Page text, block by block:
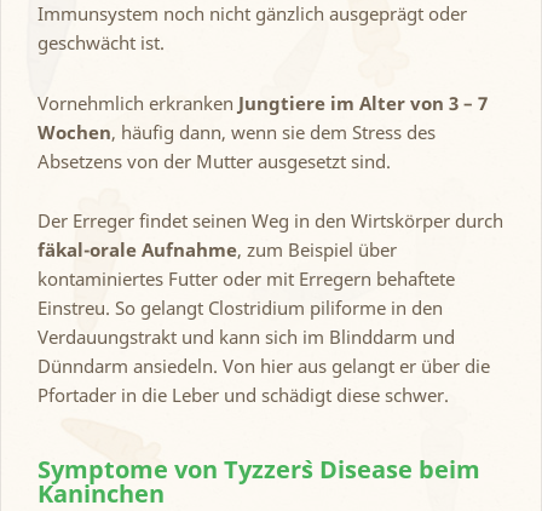
Immunsystem noch nicht gänzlich ausgeprägt oder
geschwächt ist.
Vornehmlich erkranken Jungtiere im Alter von 3 – 7
Wochen, häufig dann, wenn sie dem Stress des
Absetzens von der Mutter ausgesetzt sind.
Der Erreger findet seinen Weg in den Wirtskörper durch
fäkal-orale Aufnahme, zum Beispiel über
kontaminiertes Futter oder mit Erregern behaftete
Einstreu. So gelangt Clostridium piliforme in den
Verdauungstrakt und kann sich im Blinddarm und
Dünndarm ansiedeln. Von hier aus gelangt er über die
Pfortader in die Leber und schädigt diese schwer.
Symptome von Tyzzer`s Disease beim
Kaninchen